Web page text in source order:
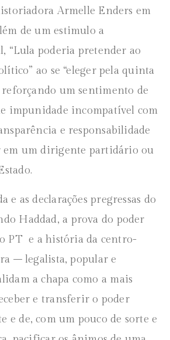
Armelle Enders em
de um estimulo a
“Lula poderia pretender ao
ao se “eleger pela quinta
reforçando um sentimento de
impunidade incompatível com
e responsabilidade
em um dirigente partidário ou
e as declarações pregressas do
Haddad, a prova do poder
PT e a história da centro-
– legalista, popular e
a chapa como a mais
e transferir o poder
e de, com um pouco de sorte e